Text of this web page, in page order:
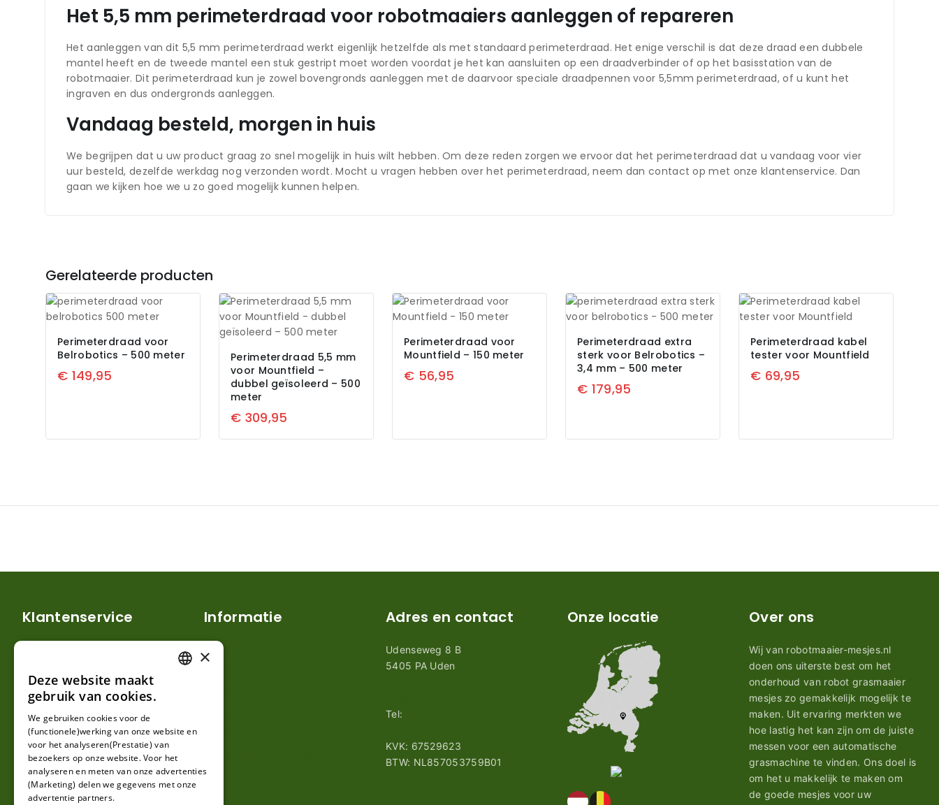
Het 5,5 mm perimeterdraad voor robotmaaiers aanleggen of repareren
Het aanleggen van dit 5,5 mm perimeterdraad werkt eigenlijk hetzelfde als met standaard perimeterdraad. Het enige verschil is dat deze draad een dubbele
mantel heeft en de tweede mantel een stuk gestript moet worden voordat je het kan aansluiten op een draadverbinder of op het basisstation van de
robotmaaier. Dit perimeterdraad kun je zowel bovengronds aanleggen met de daarvoor speciale draadpennen voor 5,5mm perimeterdraad, of u kunt het
ingraven en dus ondergronds aanleggen.
Vandaag besteld, morgen in huis
We begrijpen dat u uw product graag zo snel mogelijk in huis wilt hebben. Om deze reden zorgen we ervoor dat het perimeterdraad dat u vandaag voor vier
uur besteld, dezelfde werkdag nog verzonden wordt. Mocht u vragen hebben over het perimeterdraad, neem dan contact op met onze klantenservice. Dan
gaan we kijken hoe we u zo goed mogelijk kunnen helpen.
Gerelateerde producten
Perimeterdraad voor
Belrobotics – 500 meter
€ 149,95
Perimeterdraad 5,5 mm
voor Mountfield –
dubbel geïsoleerd – 500
meter
€ 309,95
Perimeterdraad voor
Mountfield – 150 meter
€ 56,95
Perimeterdraad extra
sterk voor Belrobotics –
3,4 mm – 500 meter
€ 179,95
Perimeterdraad kabel
tester voor Mountfield
€ 69,95
Klantenservice
Contact
Over ons
Informatie
Verzendkosten en levertijden
Adres en contact
Udenseweg 8 B
5405 PA Uden
Tel:
KVK: 67529623
BTW: NL857053759B01
Onze locatie Over ons
Wij van robotmaaier-mesjes.nl
doen ons uiterste best om het
onderhoud van robot grasmaaier
mesjes zo gemakkelijk mogelijk te
maken. Uit ervaring merkten we
hoe lastig het kan zijn om de juiste
messen voor een automatische
grasmachine te vinden. Ons doel is
om het u makkelijk te maken om
de goede mesjes voor uw
GERMAN
×
Deze website maakt
gebruik van cookies.
We gebruiken cookies voor de
(functionele)werking van onze website en
voor het analyseren(Prestatie) van
bezoekers op onze website. Voor het
analyseren en meten van onze advertenties
(Marketing) delen we gegevens met onze
advertentie partners.